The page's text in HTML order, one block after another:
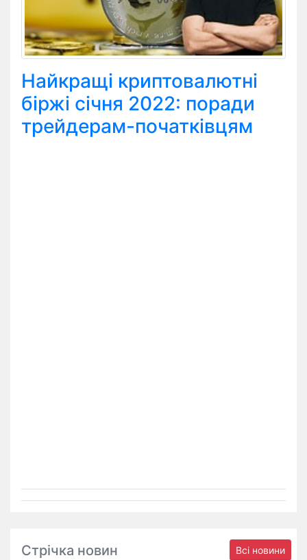
Найкращі криптовалютні
біржі січня 2022: поради
трейдерам-початківцям
Стрічка новин Всі новини